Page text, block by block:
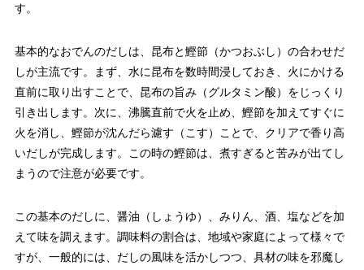
す。
基本的なおでんのだしは、昆布と鰹節（かつおぶし）の合わせだ
しが主流です。まず、水に昆布を数時間浸しておき、火にかける
直前に取り出すことで、昆布の旨み（グルタミン酸）をじっくり
引き出します。次に、沸騰直前で火を止め、鰹節を加えてすぐに
火を消し、鰹節が沈んだら濾す（こす）ことで、クリアで香り高
いだしが完成します。この時の鰹節は、煮すぎると苦みが出てし
まうので注意が必要です。
この基本のだしに、醤油（しょうゆ）、みりん、酒、塩などを加
えて味を調えます。調味料の割合は、地域や家庭によって様々で
すが、一般的には、だしの風味を活かしつつ、具材の味を邪魔し